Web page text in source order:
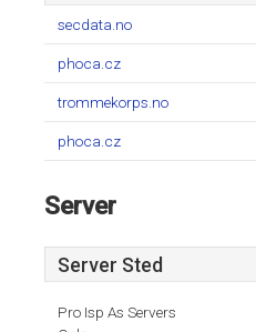
secdata.no
phoca.cz
trommekorps.no
phoca.cz
Server
Server Sted
Pro Isp As Servers